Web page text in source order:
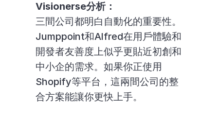
Visionerse分析：
三間公司都明白自動化的重要性。
Jumppoint和Alfred在用戶體驗和
開發者友善度上似乎更貼近初創和
中小企的需求。如果你正使用
Shopify等平台，這兩間公司的整
合方案能讓你更快上手。